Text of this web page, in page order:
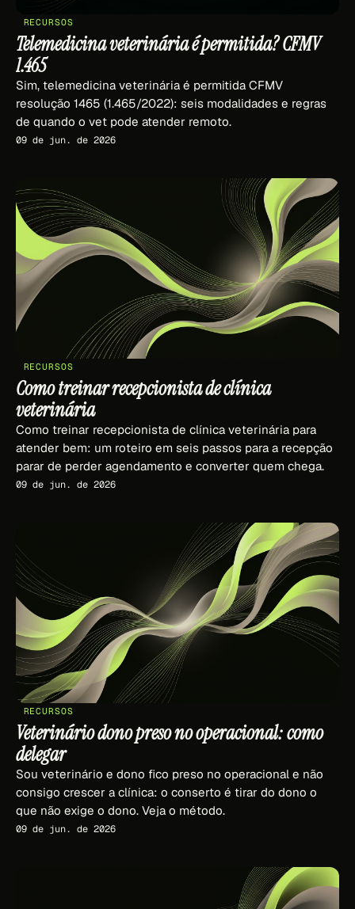
RECURSOS
Telemedicina veterinária é permitida? CFMV
1.465
Sim, telemedicina veterinária é permitida CFMV
resolução 1465 (1.465/2022): seis modalidades e regras
de quando o vet pode atender remoto.
09 de jun. de 2026
RECURSOS
Como treinar recepcionista de clínica
veterinária
Como treinar recepcionista de clínica veterinária para
atender bem: um roteiro em seis passos para a recepção
parar de perder agendamento e converter quem chega.
09 de jun. de 2026
RECURSOS
Veterinário dono preso no operacional: como
delegar
Sou veterinário e dono fico preso no operacional e não
consigo crescer a clínica: o conserto é tirar do dono o
que não exige o dono. Veja o método.
09 de jun. de 2026